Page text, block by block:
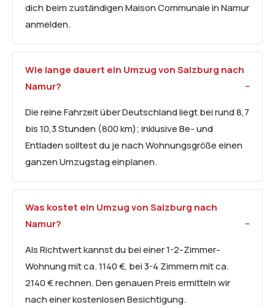
dich beim zuständigen Maison Communale in Namur
anmelden.
Wie lange dauert ein Umzug von Salzburg nach
Namur?
Die reine Fahrzeit über Deutschland liegt bei rund 8,7
bis 10,3 Stunden (800 km); inklusive Be- und
Entladen solltest du je nach Wohnungsgröße einen
ganzen Umzugstag einplanen.
Was kostet ein Umzug von Salzburg nach
Namur?
Als Richtwert kannst du bei einer 1-2-Zimmer-
Wohnung mit ca. 1140 €, bei 3-4 Zimmern mit ca.
2140 € rechnen. Den genauen Preis ermitteln wir
nach einer kostenlosen Besichtigung.